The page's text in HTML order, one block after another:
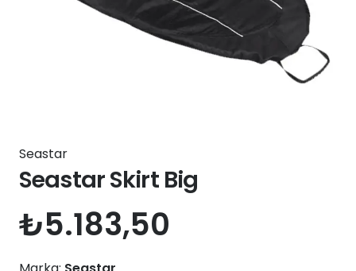
Seastar
Seastar Skirt Big
₺5.183,50